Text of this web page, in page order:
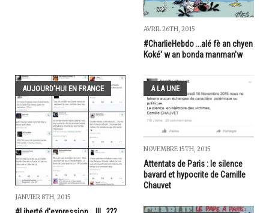
AVRIL 26TH, 2015
#CharlieHebdo ...alé fè an chyen
Koké' w an bonda manman'w
AUJOURD'HUI EN FRANCE
JANVIER 8TH, 2015
A LA UNE
NOVEMBRE 15TH, 2015
Attentats de Paris : le silence
bavard et hypocrite de Camille
Chauvet